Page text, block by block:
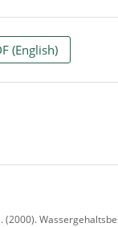
(English)
(2000).